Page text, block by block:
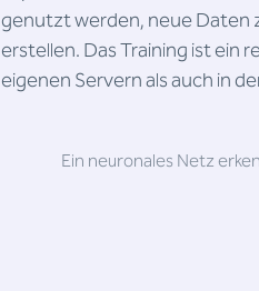
genutzt werden, neue Daten
erstellen. Das Training ist ein
eigenen Servern als auch in
Ein neuronales Netz